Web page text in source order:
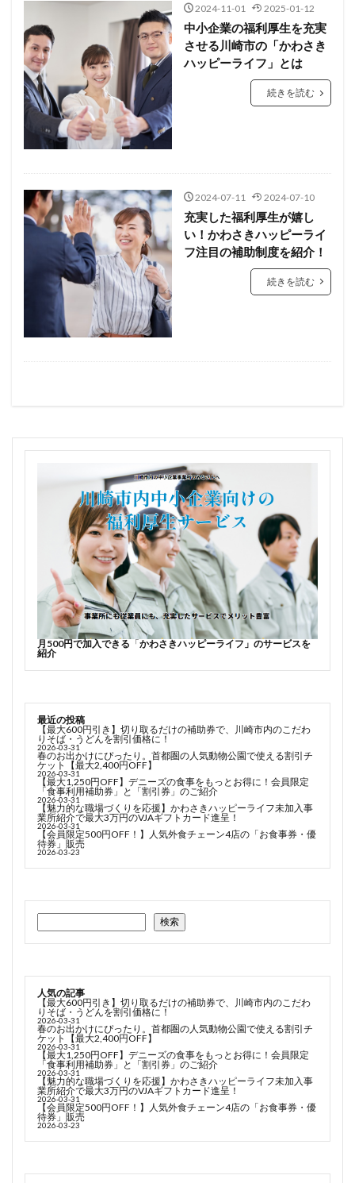
2024-11-01 2025-01-12
中小企業の福利厚生を充実
させる川崎市の「かわさき
ハッピーライフ」とは
続きを読む
2024-07-11 2024-07-10
充実した福利厚生が嬉し
い！かわさきハッピーライ
フ注目の補助制度を紹介！
続きを読む
月500円で加入できる 「かわさきハッピーライフ」のサービスを
紹介
最近の投稿
【最大600円引き】切り取るだけの補助券で、川崎市内のこだわ
りそば・うどんを割引価格に！
2026-03-31
春のお出かけにぴったり。首都圏の人気動物公園で使える割引チ
ケット【最大2,400円OFF】
2026-03-31
【最大1,250円OFF】デニーズの食事をもっとお得に！会員限定
「食事利用補助券」と「割引券」のご紹介
2026-03-31
【魅力的な職場づくりを応援】かわさきハッピーライフ未加入事
業所紹介で最大3万円のVJAギフトカード進呈！
2026-03-31
【会員限定500円OFF！】人気外食チェーン4店の「お食事券・優
待券」販売
2026-03-23
検索
人気の記事
【最大600円引き】切り取るだけの補助券で、川崎市内のこだわ
りそば・うどんを割引価格に！
2026-03-31
春のお出かけにぴったり。首都圏の人気動物公園で使える割引チ
ケット【最大2,400円OFF】
2026-03-31
【最大1,250円OFF】デニーズの食事をもっとお得に！会員限定
「食事利用補助券」と「割引券」のご紹介
2026-03-31
【魅力的な職場づくりを応援】かわさきハッピーライフ未加入事
業所紹介で最大3万円のVJAギフトカード進呈！
2026-03-31
【会員限定500円OFF！】人気外食チェーン4店の「お食事券・優
待券」販売
2026-03-23